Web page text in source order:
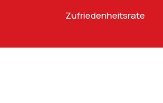
Zufriedenheitsrate